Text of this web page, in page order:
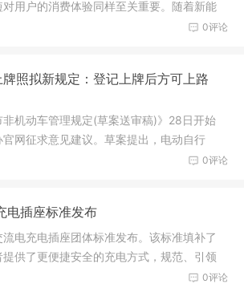
用户的消费体验同样至关重要。随着新能
0评论
照拟新规定：登记上牌后方可上路
非机动车管理规定(草案送审稿)》28日开始
网征求意见建议。草案提出，电动自行
0评论
电插座标准发布
电充电插座团体标准发布。该标准填补了
供了更便捷安全的充电方式，规范、引领
0评论